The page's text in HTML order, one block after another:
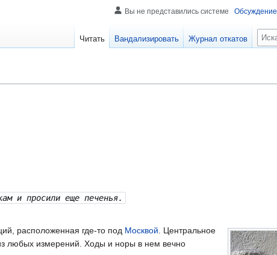
и просили еще печенья.
расположенная где-то под Москвой . Центральное
любых измерений. Ходы и норы в нем вечно
Вы не представились системе Обсуждение
Читать Вандализировать Журнал откатов
П
о
к